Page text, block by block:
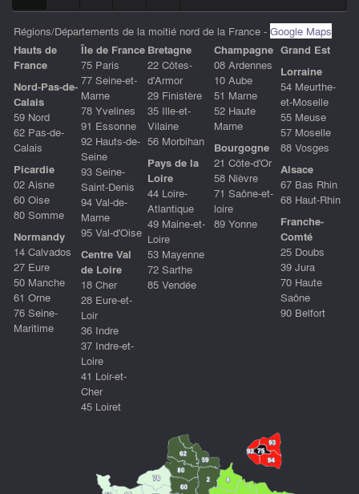
Régions/Départements de la moitié nord de la France - Google Maps
Hauts de
France
Nord-Pas-de-
Calais
59 Nord
62 Pas-de-
Calais
Picardie
02 Aisne
60 Oise
80 Somme
Normandy
14 Calvados
27 Eure
50 Manche
61 Orne
76 Seine-
Maritime
ÎIe de France
75 Paris
77 Seine-et-
Marne
78 Yvelines
91 Essonne
92 Hauts-de-
Seine
93 Seine-
Saint-Denis
94 Val-de-
Marne
95 Val-d'Oise
Centre Val
de Loire
18 Cher
28 Eure-et-
Loir
36 Indre
37 Indre-et-
Loire
41 Loir-et-
Cher
45 Loiret
Bretagne
22 Côtes-
d'Armor
29 Finistère
35 Ille-et-
Vilaine
56 Morbihan
Pays de la
Loire
44 Loire-
Atlantique
49 Maine-et-
Loire
53 Mayenne
72 Sarthe
85 Vendée
Champagne
08 Ardennes
10 Aube
51 Marne
52 Haute
Marne
Bourgogne
21 Côte-d'Or
58 Nièvre
71 Saône-et-
loire
89 Yonne
Grand Est
Lorraine
54 Meurthe-
et-Moselle
55 Meuse
57 Moselle
88 Vosges
Alsace
67 Bas Rhin
68 Haut-Rhin
Franche-
Comté
25 Doubs
39 Jura
70 Haute
Saône
90 Belfort